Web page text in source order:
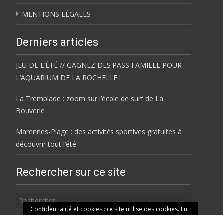
MENTIONS LÉGALES
Derniers articles
JEU DE L’ÉTÉ // GAGNEZ DES PASS FAMILLE POUR
L’AQUARIUM DE LA ROCHELLE !
La Tremblade : zoom sur l’école de surf de La
Bouverie
Marennes-Plage : des activités sportives gratuites à
découvrir tout l’été
Rechercher sur ce site
Confidentialité et cookies : ce site utilise des cookies. En